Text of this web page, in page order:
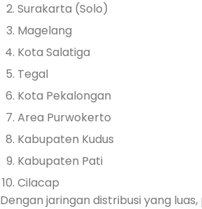
Surakarta (Solo)
Magelang
Kota Salatiga
Tegal
Kota Pekalongan
Area Purwokerto
Kabupaten Kudus
Kabupaten Pati
Cilacap
Dengan jaringan distribusi yang